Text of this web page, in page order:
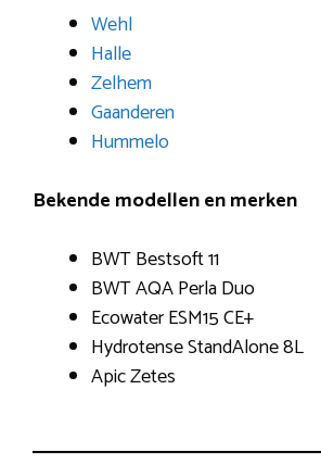
Wehl
Halle
Zelhem
Gaanderen
Hummelo
Bekende modellen en merken
BWT Bestsoft 11
BWT AQA Perla Duo
Ecowater ESM15 CE+
Hydrotense StandAlone 8L
Apic Zetes